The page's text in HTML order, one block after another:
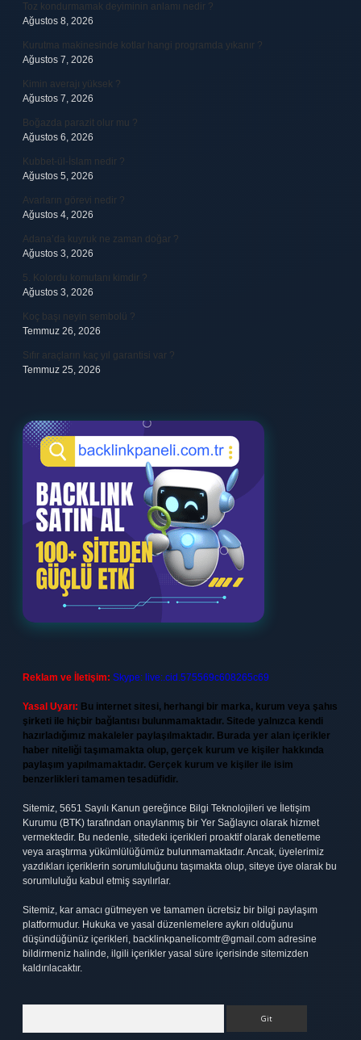
Toz kondurmamak deyiminin anlamı nedir ?
Ağustos 8, 2026
Kurutma makinesinde kotlar hangi programda yıkanır ?
Ağustos 7, 2026
Kimin averajı yüksek ?
Ağustos 7, 2026
Boğazda parazit olur mu ?
Ağustos 6, 2026
Kubbet-ül-İslam nedir ?
Ağustos 5, 2026
Avarların görevi nedir ?
Ağustos 4, 2026
Adana’da kuyruk ne zaman doğar ?
Ağustos 3, 2026
5. Kolordu komutanı kimdir ?
Ağustos 3, 2026
Koç başı neyin sembolü ?
Temmuz 26, 2026
Sıfır araçların kaç yıl garantisi var ?
Temmuz 25, 2026
Reklam ve İletişim: Skype: live:.cid.575569c608265c69
Yasal Uyarı: Bu internet sitesi, herhangi bir marka, kurum veya şahıs
şirketi ile hiçbir bağlantısı bulunmamaktadır. Sitede yalnızca kendi
hazırladığımız makaleler paylaşılmaktadır. Burada yer alan içerikler
haber niteliği taşımamakta olup, gerçek kurum ve kişiler hakkında
paylaşım yapılmamaktadır. Gerçek kurum ve kişiler ile isim
benzerlikleri tamamen tesadüfidir.
Sitemiz, 5651 Sayılı Kanun gereğince Bilgi Teknolojileri ve İletişim
Kurumu (BTK) tarafından onaylanmış bir Yer Sağlayıcı olarak hizmet
vermektedir. Bu nedenle, sitedeki içerikleri proaktif olarak denetleme
veya araştırma yükümlülüğümüz bulunmamaktadır. Ancak, üyelerimiz
yazdıkları içeriklerin sorumluluğunu taşımakta olup, siteye üye olarak bu
sorumluluğu kabul etmiş sayılırlar.
Sitemiz, kar amacı gütmeyen ve tamamen ücretsiz bir bilgi paylaşım
platformudur. Hukuka ve yasal düzenlemelere aykırı olduğunu
düşündüğünüz içerikleri, backlinkpanelicomtr@gmail.com adresine
bildirmeniz halinde, ilgili içerikler yasal süre içerisinde sitemizden
kaldırılacaktır.